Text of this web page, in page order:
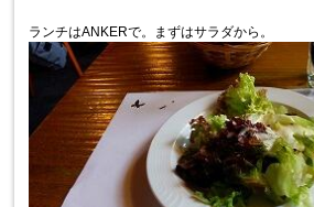
ランチはANKERで。まずはサラダから。